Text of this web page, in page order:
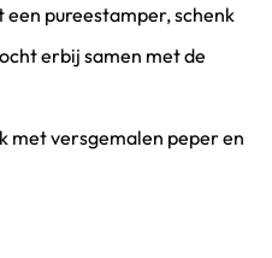
te vinken
pureestamper, schenk
erbij samen met de
te vinken
met versgemalen peper en
te vinken